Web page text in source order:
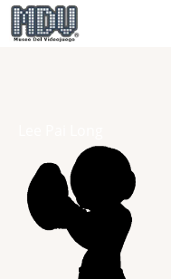
Pasar
al